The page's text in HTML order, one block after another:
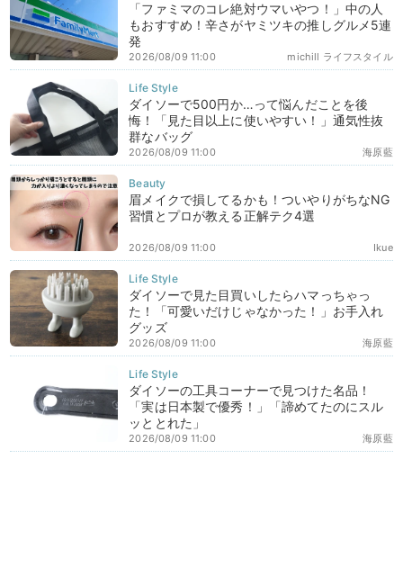
「ファミマのコレ絶対ウマいやつ！」中の人
もおすすめ！辛さがヤミツキの推しグルメ5連
発
michill ライフスタイル
2026/08/09 11:00
ダイソーで500円か…って悩んだことを後
悔！「見た目以上に使いやすい！」通気性抜
群なバッグ
海原藍
2026/08/09 11:00
眉メイクで損してるかも！ついやりがちなNG
習慣とプロが教える正解テク4選
Ikue
2026/08/09 11:00
ダイソーで見た目買いしたらハマっちゃっ
た！「可愛いだけじゃなかった！」お手入れ
グッズ
海原藍
2026/08/09 11:00
ダイソーの工具コーナーで見つけた名品！
「実は日本製で優秀！」「諦めてたのにスル
ッととれた」
海原藍
2026/08/09 11:00